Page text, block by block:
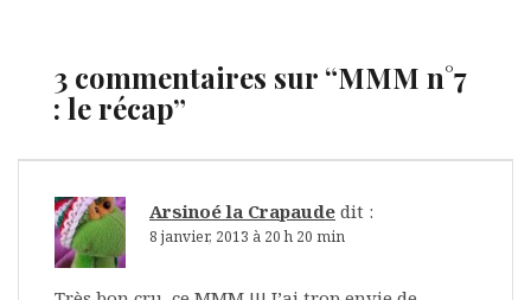
3 commentaires sur “MMM n°7
: le récap”
Arsinoé la Crapaude dit :
8 janvier, 2013 à 20 h 20 min